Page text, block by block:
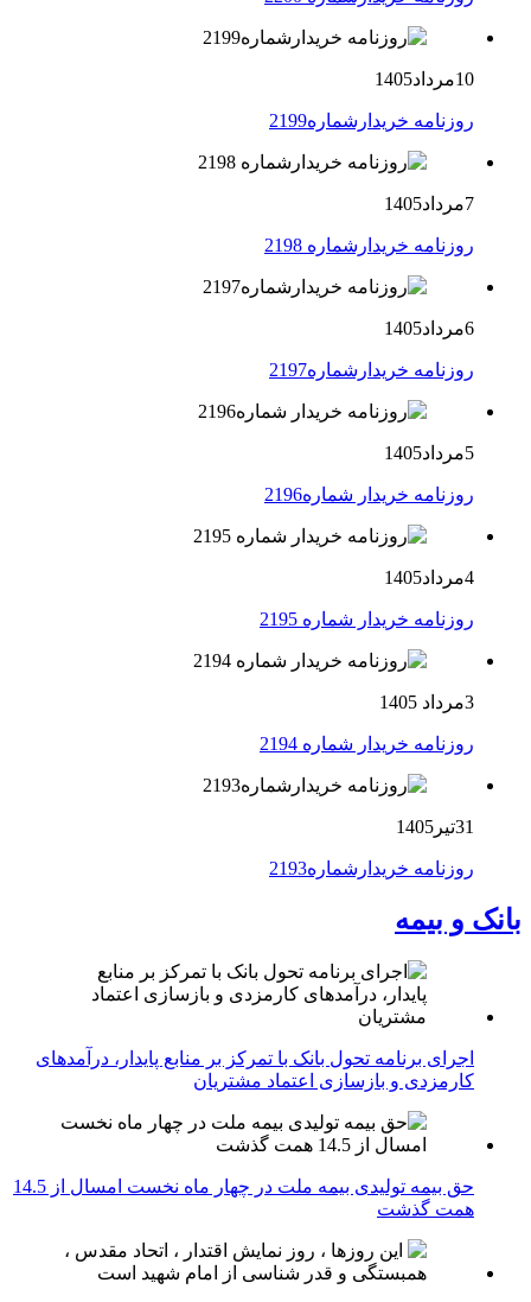
10مرداد1405
روزنامه خریدارشماره2199
7مرداد1405
روزنامه خریدارشماره 2198
6مرداد1405
روزنامه خریدارشماره2197
5مرداد1405
روزنامه خریدار شماره2196
4مرداد1405
روزنامه خریدار شماره 2195
3مرداد 1405
روزنامه خریدار شماره 2194
31تیر1405
روزنامه خریدارشماره2193
بانک و بیمه
اجرای برنامه تحول بانک با تمرکز بر منابع پایدار، درآمدهای
کارمزدی و بازسازی اعتماد مشتریان
حق بیمه تولیدی بیمه ملت در چهار ماه نخست امسال از 14.5
همت گذشت